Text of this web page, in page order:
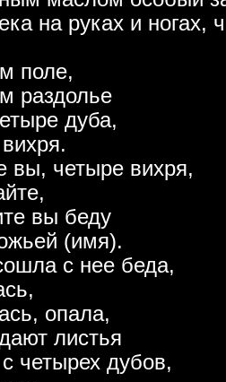
на руках и ногах,
поле,
раздолье
дуба,
вы, четыре вихря,
вы беду
(имя).
с нее беда,
опала,
листья
четырех дубов,